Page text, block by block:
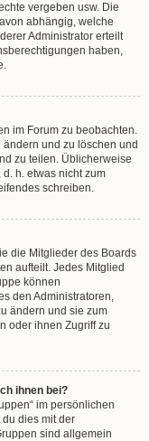
vergeben usw. Die
abhängig, welche
Administrator erteilt
haben,
im Forum zu beobachten.
und zu löschen und
zu teilen. Üblicherweise
h. etwas nicht zum
schreiben.
die Mitglieder des Boards
aufteilt. Jedes Mitglied
können
den Administratoren,
ändern und sie zum
oder ihnen Zugriff zu
ihnen bei?
im persönlichen
dies mit der
sind allgemein